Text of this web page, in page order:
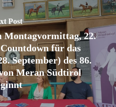
Post
Montagvormittag, 22.
für das
September) des 86.
Meran Südtirol